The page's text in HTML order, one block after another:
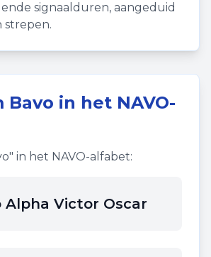
signaalduren, aangeduid
strepen.
Bavo in het NAVO-
" in het NAVO-alfabet:
Alpha Victor Oscar